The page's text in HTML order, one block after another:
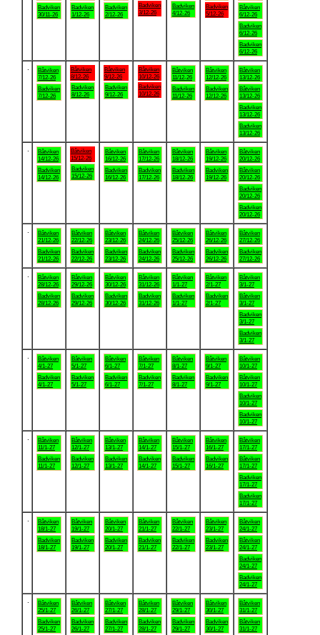
Badviken
30/11-26
Badviken
1/12-26
Badviken
2/12-26
Badviken
3/12-26
Badviken
4/12-26
Badviken
5/12-26
Båtviken
6/12-26
Badviken
6/12-26
Badviken
6/12-26
Båtviken
7/12-26
Badviken
7/12-26
Båtviken
8/12-26
Badviken
8/12-26
Båtviken
9/12-26
Badviken
9/12-26
Båtviken
10/12-26
Badviken
10/12-26
Båtviken
11/12-26
Badviken
11/12-26
Båtviken
12/12-26
Badviken
12/12-26
Båtviken
13/12-26
Båtviken
13/12-26
Badviken
13/12-26
Badviken
13/12-26
Båtviken
14/12-26
Badviken
14/12-26
Båtviken
15/12-26
Badviken
15/12-26
Båtviken
16/12-26
Badviken
16/12-26
Båtviken
17/12-26
Badviken
17/12-26
Båtviken
18/12-26
Badviken
18/12-26
Båtviken
19/12-26
Badviken
19/12-26
Båtviken
20/12-26
Båtviken
20/12-26
Badviken
20/12-26
Badviken
20/12-26
Båtviken
21/12-26
Badviken
21/12-26
Båtviken
22/12-26
Badviken
22/12-26
Båtviken
23/12-26
Badviken
23/12-26
Båtviken
24/12-26
Badviken
24/12-26
Båtviken
25/12-26
Badviken
25/12-26
Båtviken
26/12-26
Badviken
26/12-26
Båtviken
27/12-26
Badviken
27/12-26
Båtviken
28/12-26
Badviken
28/12-26
Båtviken
29/12-26
Badviken
29/12-26
Båtviken
30/12-26
Badviken
30/12-26
Båtviken
31/12-26
Badviken
31/12-26
Båtviken
1/1-27
Badviken
1/1-27
Båtviken
2/1-27
Badviken
2/1-27
Båtviken
3/1-27
Båtviken
3/1-27
Badviken
3/1-27
Badviken
3/1-27
Båtviken
4/1-27
Badviken
4/1-27
Båtviken
5/1-27
Badviken
5/1-27
Båtviken
6/1-27
Badviken
6/1-27
Båtviken
7/1-27
Badviken
7/1-27
Båtviken
8/1-27
Badviken
8/1-27
Båtviken
9/1-27
Badviken
9/1-27
Båtviken
10/1-27
Båtviken
10/1-27
Badviken
10/1-27
Badviken
10/1-27
Båtviken
11/1-27
Badviken
11/1-27
Båtviken
12/1-27
Badviken
12/1-27
Båtviken
13/1-27
Badviken
13/1-27
Båtviken
14/1-27
Badviken
14/1-27
Båtviken
15/1-27
Badviken
15/1-27
Båtviken
16/1-27
Badviken
16/1-27
Båtviken
17/1-27
Båtviken
17/1-27
Badviken
17/1-27
Badviken
17/1-27
Båtviken
18/1-27
Badviken
18/1-27
Båtviken
19/1-27
Badviken
19/1-27
Båtviken
20/1-27
Badviken
20/1-27
Båtviken
21/1-27
Badviken
21/1-27
Båtviken
22/1-27
Badviken
22/1-27
Båtviken
23/1-27
Badviken
23/1-27
Båtviken
24/1-27
Båtviken
24/1-27
Badviken
24/1-27
Badviken
24/1-27
Båtviken
25/1-27
Badviken
25/1-27
Båtviken
26/1-27
Badviken
26/1-27
Båtviken
27/1-27
Badviken
27/1-27
Båtviken
28/1-27
Badviken
28/1-27
Båtviken
29/1-27
Badviken
29/1-27
Båtviken
30/1-27
Badviken
30/1-27
Båtviken
31/1-27
Båtviken
31/1-27